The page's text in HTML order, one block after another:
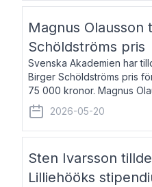
Magnus Olausson
Schöldströms pris
Svenska Akademien har
Birger Schöldströms pris
75 000 kronor. Magnus
bosatt i Stockholm, är
hovman. Han disputerade
2026-05-20
Sten Ivarsson
Lilliehööks